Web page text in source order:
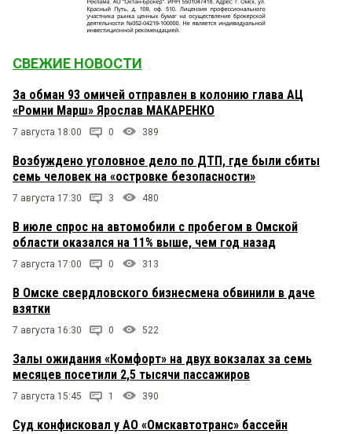
СВЕЖИЕ НОВОСТИ
За обман 93 омичей отправлен в колонию глава АЦ
«Ромни Марш» Ярослав МАКАРЕНКО
7 августа 18:00 0 389
Возбуждено уголовное дело по ДТП, где были сбиты
семь человек на «островке безопасности»
7 августа 17:30 3 480
В июле спрос на автомобили с пробегом в Омской
области оказался на 11% выше, чем год назад
7 августа 17:00 0 313
В Омске свердловского бизнесмена обвинили в даче
взятки
7 августа 16:30 0 522
Залы ожидания «Комфорт» на двух вокзалах за семь
месяцев посетили 2,5 тысячи пассажиров
7 августа 15:45 1 390
Суд конфисковал у АО «Омскавтотранс» бассейн